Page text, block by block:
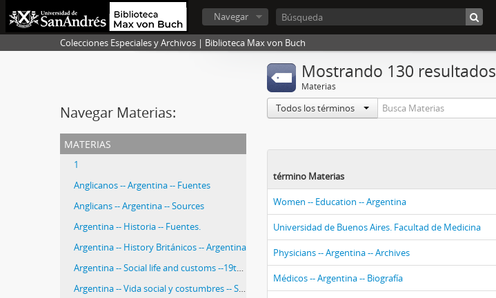
Navegar
Colecciones Especiales y Archivos | Biblioteca Max von Buch
Navegar Materias:
materias
1
Anglicanos -- Argentina -- Fuentes
Anglicans -- Argentina -- Sources
Argentina -- Historia -- Fuentes.
Argentina -- History Británicos -- Argentina
Argentina -- Social life and customs --19th century -- Sources.
Argentina -- Vida social y costumbres -- Siglo XIX -- Fuentes.
Mostrando 130 resultados
Materias
Todos los términos
término Materias
Women -- Education -- Argentina
Universidad de Buenos Aires. Facultad de Medicina
Physicians -- Argentina -- Archives
Médicos -- Argentina -- Biografía